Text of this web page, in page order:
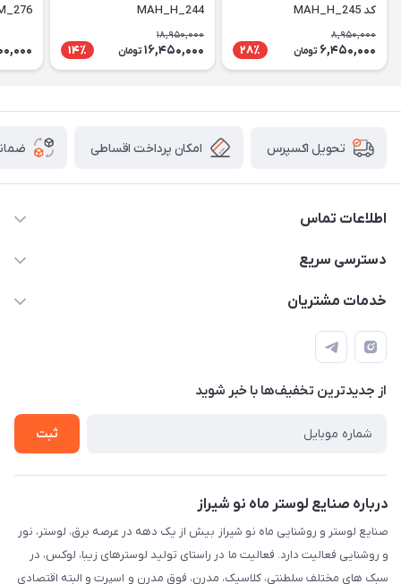
کد MAH_H_245
8,950,000
6,450,000 تومان 28٪
MAH_H_244
18,950,000
16,450,000 تومان 14٪
تحویل اکسپرس امکان پرداخت اقساطی
اطلاعات تماس
09171115348
طبقه همکف واحد 131
دسترسی سریع
مجله فروشگاه
درباره ما
تماس با ما
خدمات مشتریان
قوانین و مقررات
حریم خصوصی
راهنما
از جدید‌ترین تخفیف‌ها با‌ خبر شوید
ثبت
درباره صنایع لوستر ماه نو شیراز
صنایع لوستر و روشنایی ماه نو شیراز بیش از یک دهه در عرصه برق، لوستر، نور
و روشنایی فعالیت دارد. فعالیت ما در راستای تولید لوسترهای زیبا، لوکس، در
سبک های مختلف سلطنتی، کلاسیک، مدرن، فوق مدرن و اسپرت و البته اقتصادی